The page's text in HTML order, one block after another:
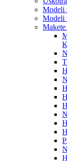
Modeli
Modeli